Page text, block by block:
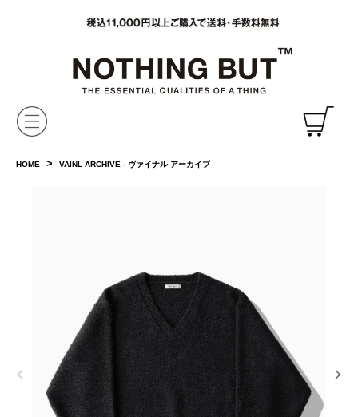
HOME > VAINL ARCHIVE - ヴァイナル アーカイブ